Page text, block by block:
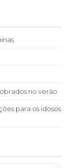
no verão
para os idosos